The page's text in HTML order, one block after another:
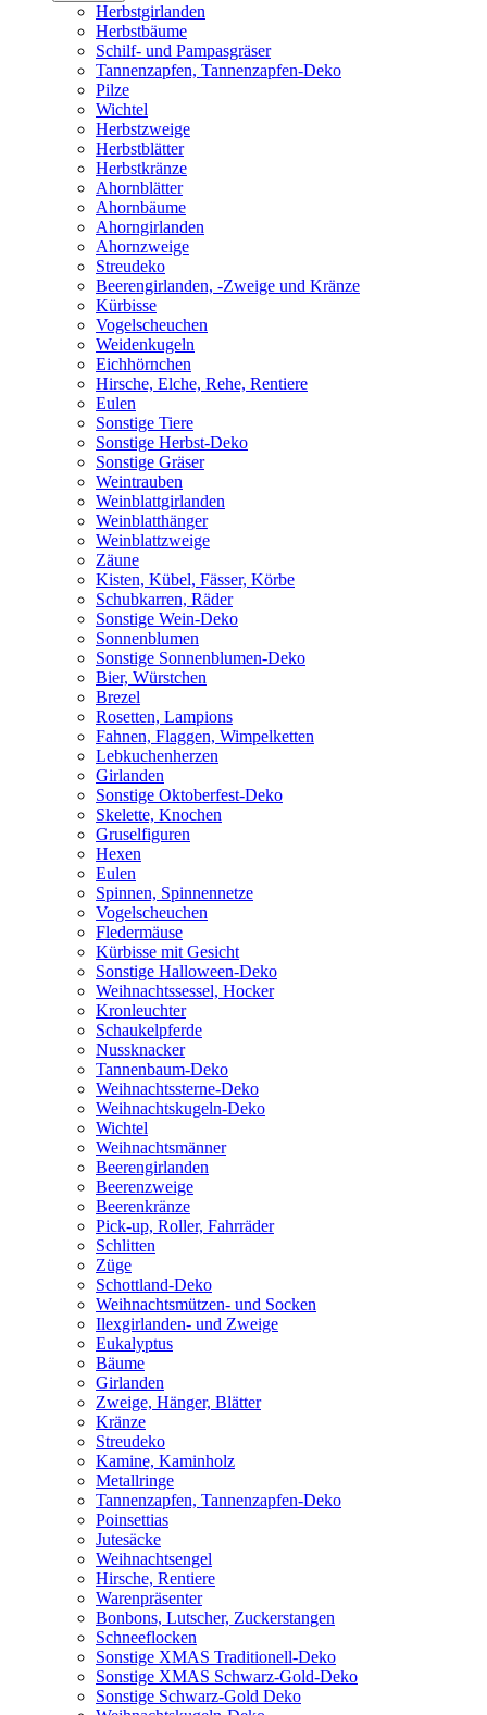
Herbstgirlanden
Herbstbäume
Schilf- und Pampasgräser
Tannenzapfen, Tannenzapfen-Deko
Pilze
Wichtel
Herbstzweige
Herbstblätter
Herbstkränze
Ahornblätter
Ahornbäume
Ahorngirlanden
Ahornzweige
Streudeko
Beerengirlanden, -Zweige und Kränze
Kürbisse
Vogelscheuchen
Weidenkugeln
Eichhörnchen
Hirsche, Elche, Rehe, Rentiere
Eulen
Sonstige Tiere
Sonstige Herbst-Deko
Sonstige Gräser
Weintrauben
Weinblattgirlanden
Weinblatthänger
Weinblattzweige
Zäune
Kisten, Kübel, Fässer, Körbe
Schubkarren, Räder
Sonstige Wein-Deko
Sonnenblumen
Sonstige Sonnenblumen-Deko
Bier, Würstchen
Brezel
Rosetten, Lampions
Fahnen, Flaggen, Wimpelketten
Lebkuchenherzen
Girlanden
Sonstige Oktoberfest-Deko
Skelette, Knochen
Gruselfiguren
Hexen
Eulen
Spinnen, Spinnennetze
Vogelscheuchen
Fledermäuse
Kürbisse mit Gesicht
Sonstige Halloween-Deko
Weihnachtssessel, Hocker
Kronleuchter
Schaukelpferde
Nussknacker
Tannenbaum-Deko
Weihnachtssterne-Deko
Weihnachtskugeln-Deko
Wichtel
Weihnachtsmänner
Beerengirlanden
Beerenzweige
Beerenkränze
Pick-up, Roller, Fahrräder
Schlitten
Züge
Schottland-Deko
Weihnachtsmützen- und Socken
Ilexgirlanden- und Zweige
Eukalyptus
Bäume
Girlanden
Zweige, Hänger, Blätter
Kränze
Streudeko
Kamine, Kaminholz
Metallringe
Tannenzapfen, Tannenzapfen-Deko
Poinsettias
Jutesäcke
Weihnachtsengel
Hirsche, Rentiere
Warenpräsenter
Bonbons, Lutscher, Zuckerstangen
Schneeflocken
Sonstige XMAS Traditionell-Deko
Sonstige XMAS Schwarz-Gold-Deko
Sonstige Schwarz-Gold Deko